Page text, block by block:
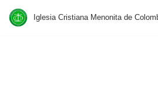
Iglesia Cristiana Menonita de